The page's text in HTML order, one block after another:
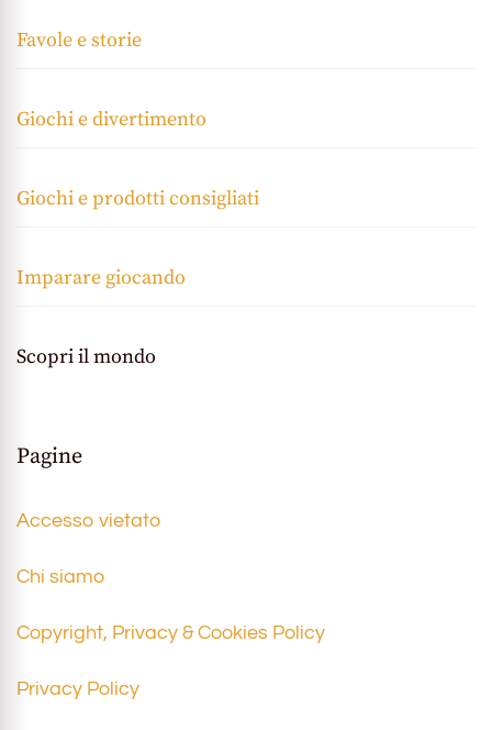
Favole e storie
Giochi e divertimento
Giochi e prodotti consigliati
Imparare giocando
Scopri il mondo
Pagine
Accesso vietato
Chi siamo
Copyright, Privacy & Cookies Policy
Privacy Policy